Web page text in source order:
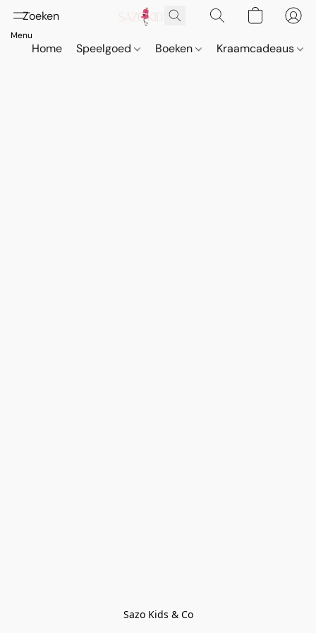
Home Speelgoed Boeken Kraamcadeaus
Sazo Kids & Co